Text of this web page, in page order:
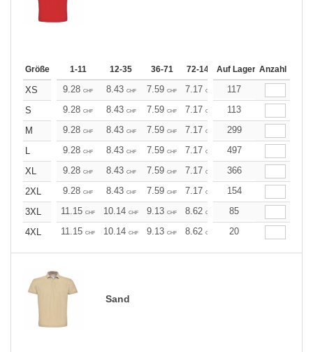
Größe 1-11 12-35 36-71 72-143 144-287 288 +
Auf Lager Anzahl
XS 9.28 CHF 8.43 CHF 7.59 CHF 7.17 CHF 6.75
117
S
9.28 CHF 8.43 CHF 7.59 CHF 7.17 CHF 6.75
113
M
9.28 CHF 8.43 CHF 7.59 CHF 7.17 CHF 6.75
299
L
9.28 CHF 8.43 CHF 7.59 CHF 7.17 CHF 6.75
497
XL
9.28 CHF 8.43 CHF 7.59 CHF 7.17 CHF 6.75
366
2XL
9.28 CHF 8.43 CHF 7.59 CHF 7.17 CHF 6.75
154
3XL
11.15 CHF 10.14 CHF 9.13 CHF 8.62 CHF 8.11
85
4XL
11.15 CHF 10.14 CHF 9.13 CHF 8.62 CHF 8.11
20
Sand